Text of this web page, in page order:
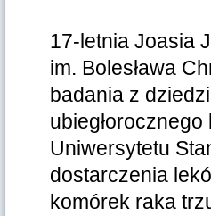
17-letnia Joasia
im. Bolesława
badania z
Uniwersytetu
dostarczenia
komórek raka